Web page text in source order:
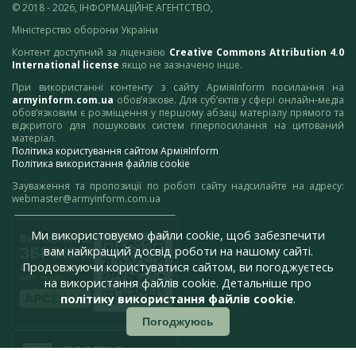
© 2018 - 2026, ІНФОРМАЦІЙНЕ АГЕНТСТВО,
Міністерство оборони України
Контент доступний за ліцензією Creative Commons Attribution 4.0
International license якщо не зазначено інше.
При використанні контенту з сайту АрміяInform посилання на
armyinform.com.ua обов’язкове. Для суб’єктів у сфері онлайн-медіа
обов’язковим є розміщення у першому абзаці матеріалу прямого та
відкритого для пошукових систем гіперпосилання на цитований
матеріал.
Політика користування сайтом АрміяInform
Політика використання файлів cookie
Зауваження та пропозиції по роботі сайту надсилайте на адресу:
webmaster@armyinform.com.ua
Ми використовуємо файли cookie, щоб забезпечити
вам найкращий досвід роботи на нашому сайті.
Продовжуючи користуватися сайтом, ви погоджуєтесь
на використання файлів cookie. Детальніше про
політику використання файлів cookie.
Погоджуюсь